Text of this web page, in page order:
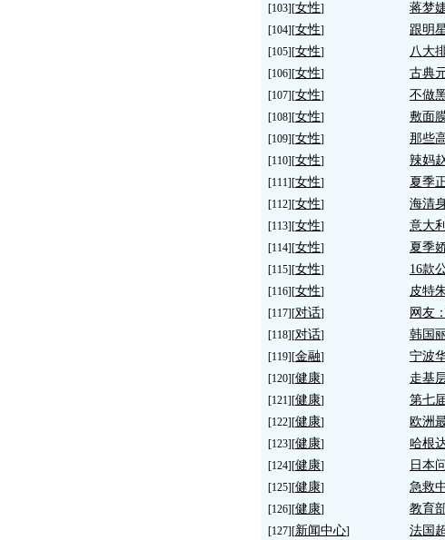
[103][女性] 蒋梦
[104][女性] 跟明
[105][女性] 八大
[106][女性] 古典
[107][女性] 不做
[108][女性] 敷面
[109][女性] 那些
[110][女性] 辣妈
[111][女性] 夏季
[112][女性] 海清
[113][女性] 意大
[114][女性] 夏季
[115][女性] 16款
[116][女性] 皮特
[117][对话] 网友
[118][对话] 韩国
[119][金融] 宁波
[120][健康] 走基
[121][健康] 第七
[122][健康] 欧洲
[123][健康] 哈根
[124][健康] 日本
[125][健康] 急救
[126][健康] 教育
[127][新闻中心] 法国